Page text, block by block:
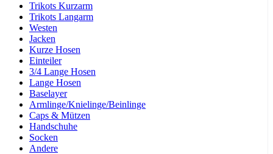
Trikots Kurzarm
Trikots Langarm
Westen
Jacken
Kurze Hosen
Einteiler
3/4 Lange Hosen
Lange Hosen
Baselayer
Armlinge/Knielinge/Beinlinge
Caps & Mützen
Handschuhe
Socken
Andere